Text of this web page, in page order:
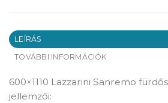
LEÍRÁS
TOVÁBBI INFORMÁCIÓK
600×1110 Lazzarini Sanremo
jellemzői: